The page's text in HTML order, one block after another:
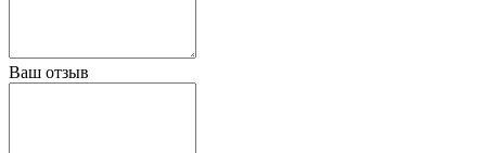
Ваш отзыв